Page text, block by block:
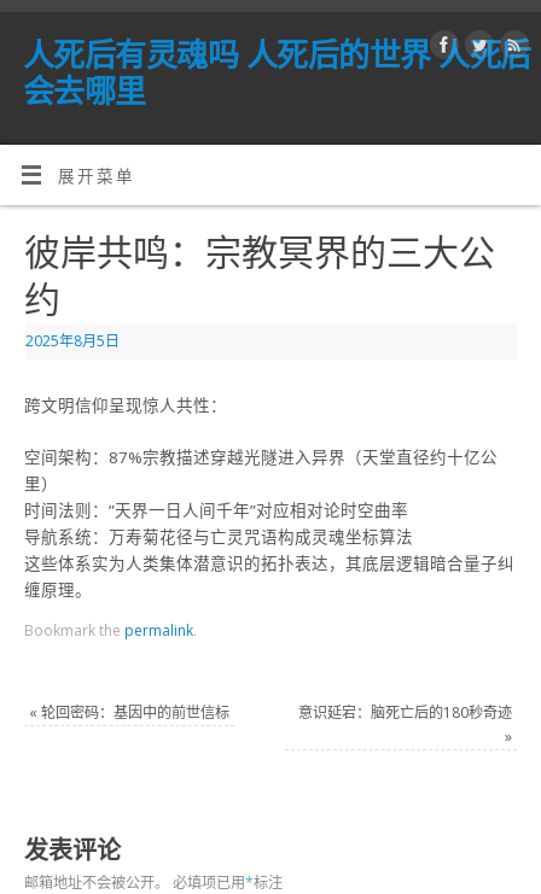
人死后有灵魂吗 人死后的世界 人死后
会去哪里
展开菜单
彼岸共鸣：宗教冥界的三大公
约
2025年8月5日
跨文明信仰呈现惊人共性：
空间架构：87%宗教描述穿越光隧进入异界（天堂直径约十亿公
里）
时间法则：”天界一日人间千年”对应相对论时空曲率
导航系统：万寿菊花径与亡灵咒语构成灵魂坐标算法
这些体系实为人类集体潜意识的拓扑表达，其底层逻辑暗合量子纠
缠原理。
Bookmark the permalink.
« 轮回密码：基因中的前世信标
意识延宕：脑死亡后的180秒奇迹
»
发表评论
邮箱地址不会被公开。 必填项已用*标注